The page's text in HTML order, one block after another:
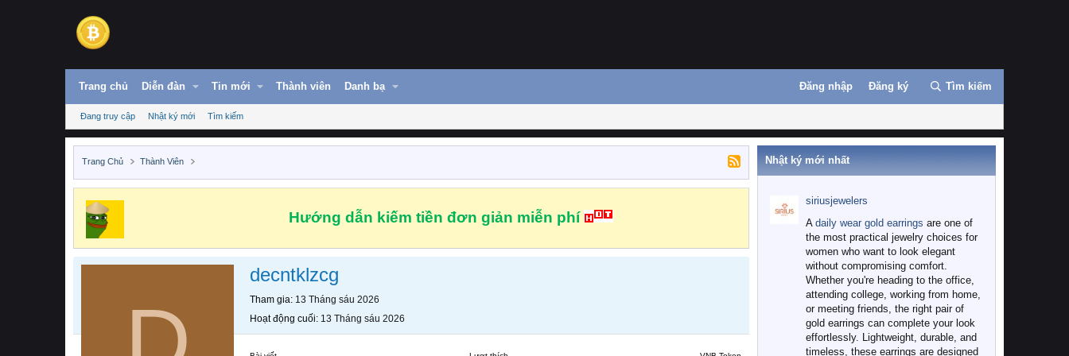
Trang chủ Diễn đàn Tin mới Thành viên Danh bạ Đăng nhập Đăng ký Tìm kiếm
Đang truy cập Nhật ký mới Tìm kiếm
Trang Chủ Thành Viên
Hướng dẫn kiếm tiền đơn giản miễn phí
decntklzcg
Tham gia 13 Tháng sáu 2026
Hoạt động cuối 13 Tháng sáu 2026
Nhật ký mới nhất
siriusjewelers
A daily wear gold earrings are one of
the most practical jewelry choices for
women who want to look elegant
without compromising comfort.
Whether you're heading to the office,
attending college, working from home,
or meeting friends, the right pair of
gold earrings can complete your look
effortlessly. Lightweight, durable, and
timeless, these earrings are designed